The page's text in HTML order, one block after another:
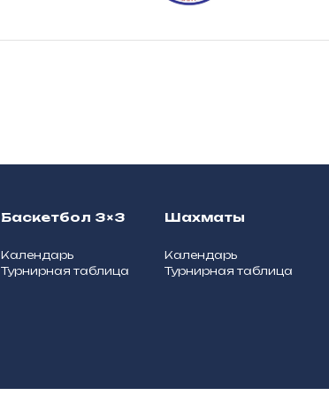
Баскетбол 3×3
Календарь
Турнирная таблица
Шахматы
Календарь
Турнирная таблица